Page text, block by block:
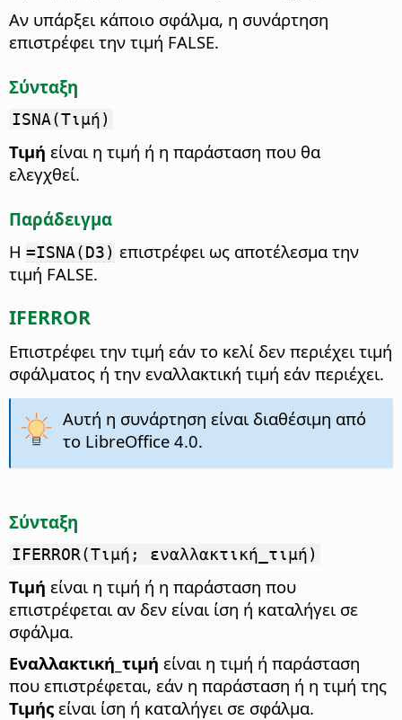
Αν υπάρξει κάποιο σφάλμα, η συνάρτηση
επιστρέφει την τιμή FALSE.
Σύνταξη
ISNA(Τιμή)
Τιμή είναι η τιμή ή η παράσταση που θα
ελεγχθεί.
Παράδειγμα
Η =ISNA(D3) επιστρέφει ως αποτέλεσμα την
τιμή FALSE.
IFERROR
Επιστρέφει την τιμή εάν το κελί δεν περιέχει τιμή
σφάλματος ή την εναλλακτική τιμή εάν περιέχει.
Αυτή η συνάρτηση είναι διαθέσιμη από
το LibreOffice 4.0.
Σύνταξη
IFERROR(Τιμή; εναλλακτική_τιμή)
Τιμή είναι η τιμή ή η παράσταση που
επιστρέφεται αν δεν είναι ίση ή καταλήγει σε
σφάλμα.
Εναλλακτική_τιμή είναι η τιμή ή παράσταση
που επιστρέφεται, εάν η παράσταση ή η τιμή της
Τιμής είναι ίση ή καταλήγει σε σφάλμα.